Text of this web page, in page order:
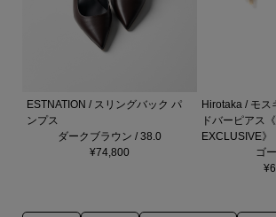
ESTNATION / スリングバック パ
ンプス
ダークブラウン / 38.0
¥74,800
Hirotaka / モス
ドバーピアス
EXCLUSIVE》
ゴ